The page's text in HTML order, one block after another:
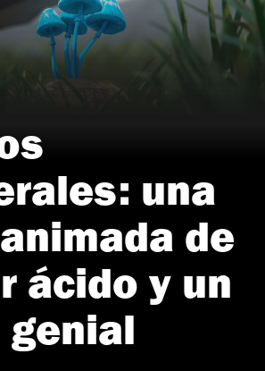
Colaterales serie de Max
una
de
ácido y un
genial